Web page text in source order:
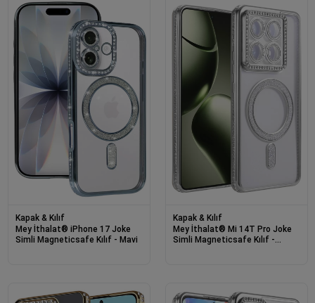
Kapak & Kılıf
Mey İthalat® iPhone 17 Joke
Simli Magneticsafe Kılıf - Mavi
Kapak & Kılıf
Mey İthalat® Mi 14T Pro Joke
Simli Magneticsafe Kılıf -